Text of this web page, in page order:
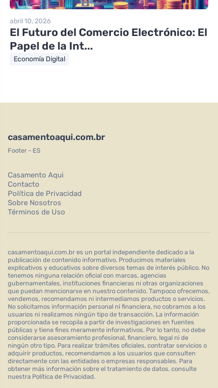
abril 10, 2026
El Futuro del Comercio Electrónico: El
Papel de la Int...
Economía Digital
casamentoaqui.com.br
Footer - ES
Casamento Aqui
Contacto
Política de Privacidad
Sobre Nosotros
Términos de Uso
casamentoaqui.com.br es un portal independiente dedicado a la
publicación de contenido informativo. Producimos materiales
explicativos y educativos sobre diversos temas de interés público. No
tenemos ninguna relación oficial con marcas, agencias
gubernamentales, instituciones financieras ni otras organizaciones
que puedan mencionarse en nuestro contenido. Tampoco ofrecemos,
vendemos, recomendamos ni intermediamos productos o servicios.
No solicitamos información personal ni financiera, no cobramos a los
usuarios ni realizamos ningún tipo de transacción. La información
proporcionada se recopila a partir de investigaciones en fuentes
públicas y tiene fines meramente informativos. Por lo tanto, no debe
considerarse asesoramiento profesional, financiero, legal ni de
ningún otro tipo. Para realizar trámites oficiales, contratar servicios o
adquirir productos, recomendamos a los usuarios que consulten
directamente con las entidades o empresas responsables. Para
obtener más información sobre el tratamiento de datos, consulte
nuestra Política de Privacidad.